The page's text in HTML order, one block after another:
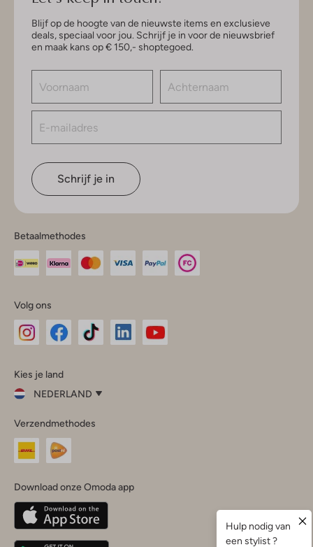
Blijf op de hoogte van de nieuwste items en exclusieve
deals, speciaal voor jou. Schrijf je in voor de nieuwsbrief
en maak kans op € 150,- shoptegoed.
Schrijf je in
Betaalmethodes
Volg ons
InstagramFacebook
Kies je land
NEDERLAND
je
land
Nederland
Belgique(Français)
Deutschland
Verzendmethodes
Download onze Omoda app